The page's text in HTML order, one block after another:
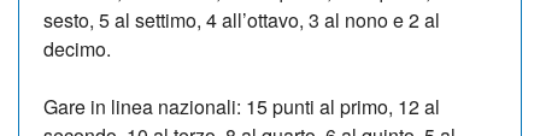
sesto, 5 al settimo, 4 all’ottavo, 3 al nono e 2 al
decimo.
Gare in linea nazionali: 15 punti al primo, 12 al